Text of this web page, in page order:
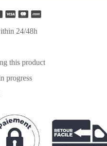
24/48h
this product
progress